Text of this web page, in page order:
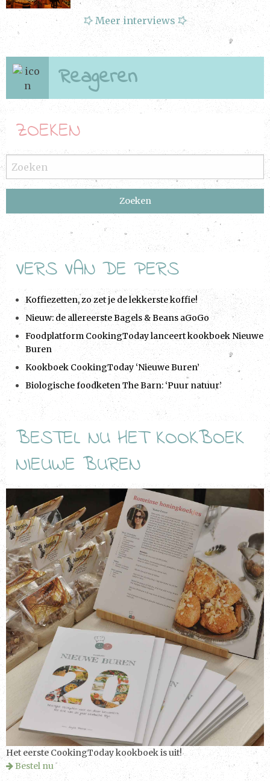
Meer interviews
Reageren
ZOEKEN
VERS VAN DE PERS
Koffiezetten, zo zet je de lekkerste koffie!
Nieuw: de allereerste Bagels & Beans aGoGo
Foodplatform CookingToday lanceert kookboek Nieuwe
Buren
Kookboek CookingToday ‘Nieuwe Buren’
Biologische foodketen The Barn: ‘Puur natuur’
BESTEL NU HET KOOKBOEK
NIEUWE BUREN
Het eerste CookingToday kookboek is uit!
Bestel nu